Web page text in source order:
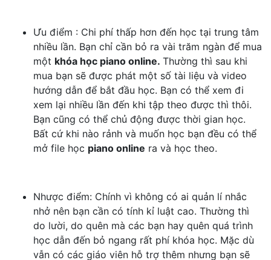
Ưu điểm : Chi phí thấp hơn đến học tại trung tâm
nhiều lần. Bạn chỉ cần bỏ ra vài trăm ngàn để mua
một khóa học piano online. Thường thì sau khi
mua bạn sẽ được phát một số tài liệu và video
hướng dẫn để bắt đầu học. Bạn có thể xem đi
xem lại nhiều lần đến khi tập theo được thì thôi.
Bạn cũng có thể chủ động được thời gian học.
Bất cứ khi nào rảnh và muốn học bạn đều có thể
mở file học piano online ra và học theo.
Nhược điểm: Chính vì không có ai quản lí nhắc
nhở nên bạn cần có tính kỉ luật cao. Thường thì
do lười, do quên mà các bạn hay quên quá trình
học dẫn đến bỏ ngang rất phí khóa học. Mặc dù
vẫn có các giáo viên hỗ trợ thêm nhưng bạn sẽ